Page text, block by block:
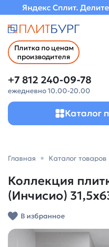
Яндекс Сплит.
Плитка по ценам
производителя
+7 812 240-09-78
ежедневно 10.00-20.00
Каталог
Главная Каталог товаров
Коллекция
(Инчисио)
В избранное